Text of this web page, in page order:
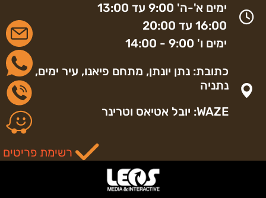
רשימת פריטים
ימים א'-ה' 9:00 עד 13:00
16:00 עד 20:00
ימים ו' 9:00 - 14:00
כתובת: נתן יונתן, מתחם פיאנו, עיר ימים,
נתניה
WAZE: יובל אטיאס וטרינר